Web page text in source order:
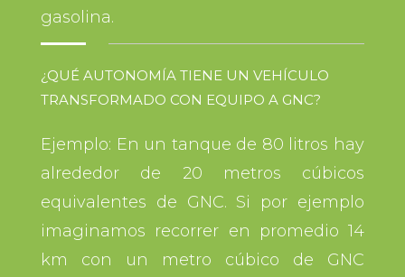
gasolina.
¿QUÉ AUTONOMÍA TIENE UN VEHÍCULO
TRANSFORMADO CON EQUIPO A GNC?
Ejemplo: En un tanque de 80 litros hay
alrededor de 20 metros cúbicos
equivalentes de GNC. Si por ejemplo
imaginamos recorrer en promedio 14
km con un metro cúbico de GNC